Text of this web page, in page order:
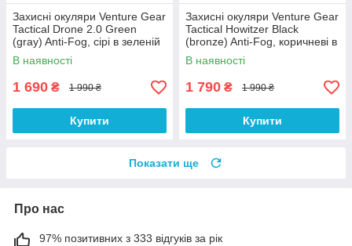
Захисні окуляри Venture Gear
Tactical Drone 2.0 Green
(gray) Anti-Fog, сірі в зеленій
оправі
В наявності
1 690 ₴ 1 990 ₴
Купити
Захисні окуляри Venture Gear
Tactical Howitzer Black
(bronze) Anti-Fog, коричневі в
чорній оправі
В наявності
1 790 ₴ 1 990 ₴
Купити
Показати ще
Про нас
97% позитивних з 333 відгуків за рік